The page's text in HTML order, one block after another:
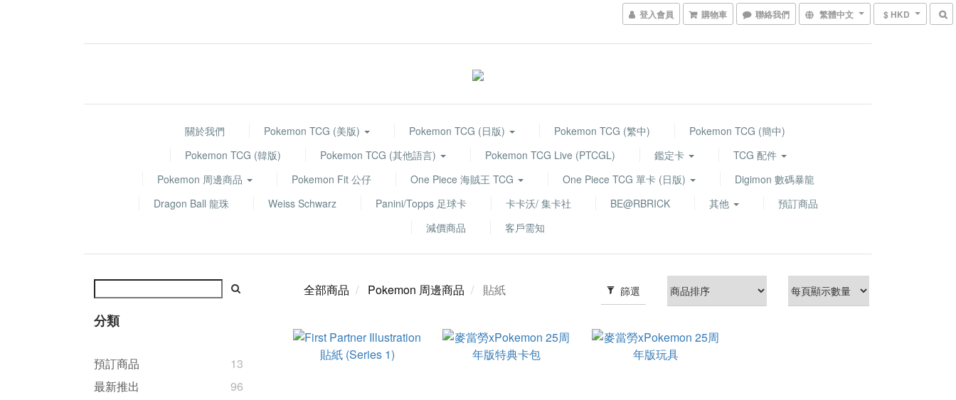
登入會員 購物車 聯絡我們 繁體中文 $ HKD
關於我們 Pokemon TCG (美版) Pokemon TCG (日版) Pokemon TCG (繁中)
Pokemon TCG (簡中)
Pokemon TCG (韓版)
Pokemon TCG (其他語言) Pokemon TCG Live (PTCGL) 鑑定卡
TCG 配件
Pokemon 周邊商品
Pokemon Fit 公仔 One Piece 海賊王 TCG One Piece TCG 單卡 (日版)
Digimon 數碼暴龍
Dragon Ball 龍珠
Weiss Schwarz Panini/Topps 足球卡 卡卡沃/ 集卡社 BE@RBRICK 其他
預訂商品
減價商品
客戶需知
分類
預訂商品
13
最新推出
96
篩選
全部商品 Pokemon 周邊商品 貼紙